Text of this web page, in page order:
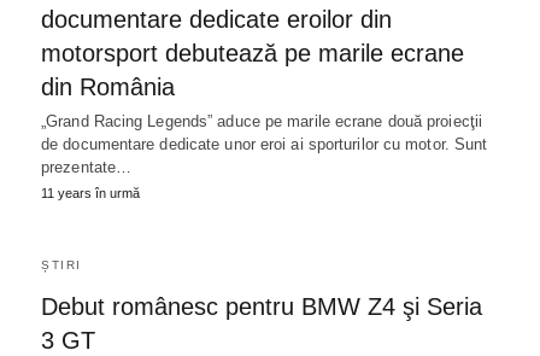
documentare dedicate eroilor din
motorsport debutează pe marile ecrane
din România
„Grand Racing Legends” aduce pe marile ecrane două proiecţii
de documentare dedicate unor eroi ai sporturilor cu motor. Sunt
prezentate…
11 years în urmă
ȘTIRI
Debut românesc pentru BMW Z4 şi Seria
3 GT